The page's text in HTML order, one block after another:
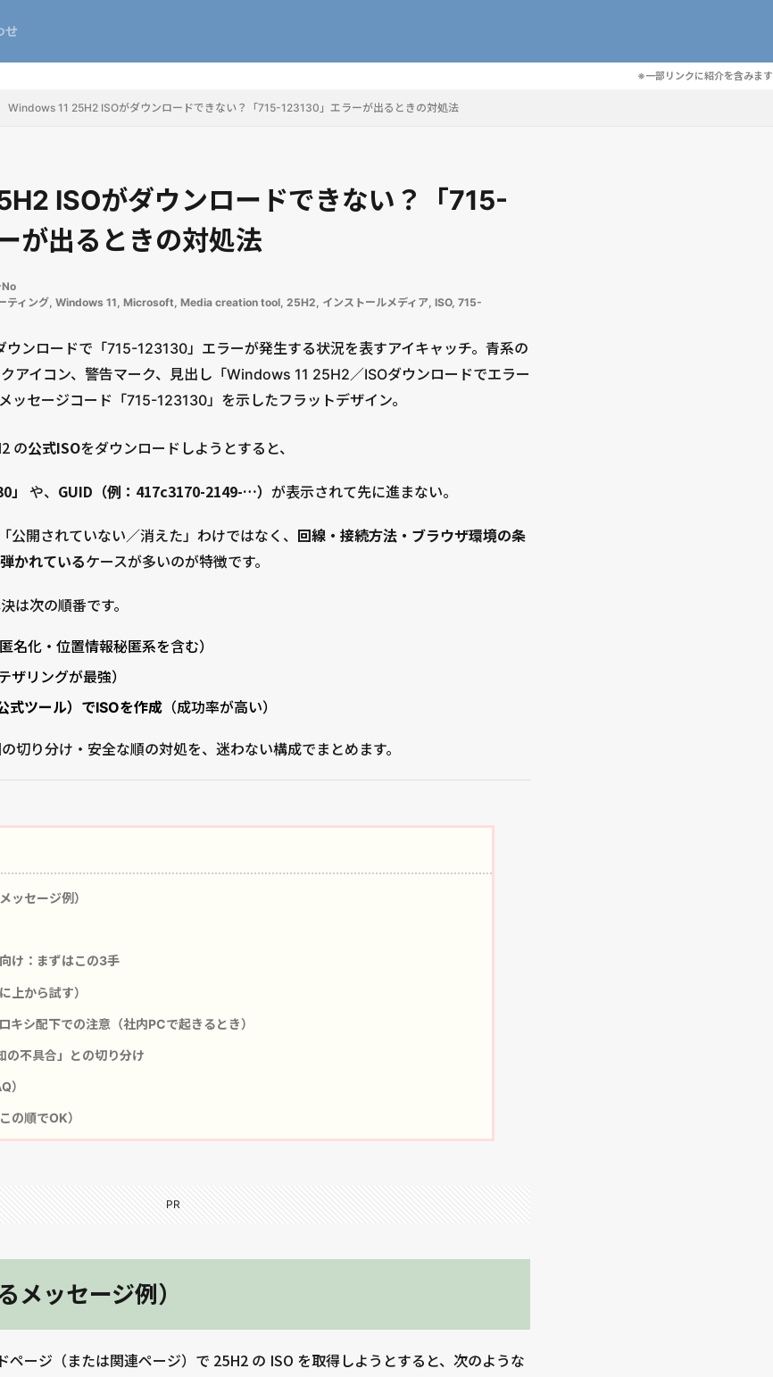
せ
※一部リンクに紹介を含みます
Windows 11 25H2 ISOがダウンロードできない？「715-123130」エラーが出るときの対処法
ISOがダウンロードできない？「715-
が出るときの対処法
ティング, Windows 11, Microsoft, Media creation tool, 25H2, インストールメディア, ISO, 715-
の公式ISOをダウンロードしようとすると、
や、 GUID（例：417c3170-2149-…） が表示されて先に進まない――。
公開されていない／消えた」わけではなく、 回線・接続方法・ブラウザ環境の条
かれているケースが多いのが特徴です。
は次の順番です。
匿名化・位置情報秘匿系を含む）
ザリングが最強）
ツール）でISOを作成 （成功率が高い）
切り分け・安全な順の対処を、迷わない構成でまとめます。
ッセージ例）
け：まずはこの3手
上から試す）
キシ配下での注意（社内PCで起きるとき）
の不具合」との切り分け
）
の順でOK）
PR
メッセージ例）
ージ（または関連ページ）で 25H2 の ISO を取得しようとすると、次のような